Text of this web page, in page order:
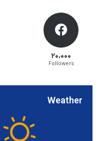
۲۰،۰۰۰
Followers
Weather